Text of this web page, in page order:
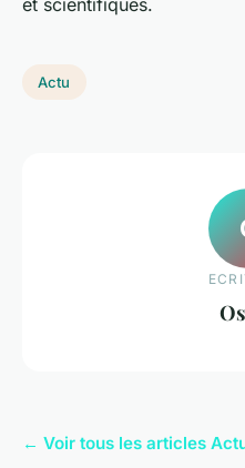
et scientifiques.
Actu
← Voir tous les articles